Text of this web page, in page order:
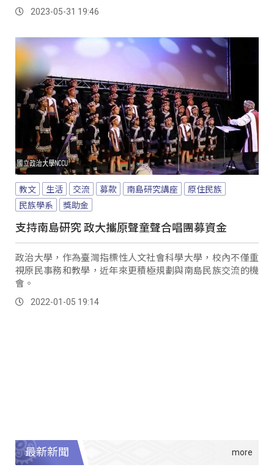
2023-05-31 19:46
教文 生活 交流 募款 南島研究講座
原住民族
民族學系
獎助金
支持南島研究 政大攜原聲童聲合唱團募資金
政治大學，作為臺灣指標性人文社會科學大學，校內不僅重
視原民事務和教學，近年來更積極規劃與南島民族交流的機
會。
2022-01-05 19:14
最新新聞